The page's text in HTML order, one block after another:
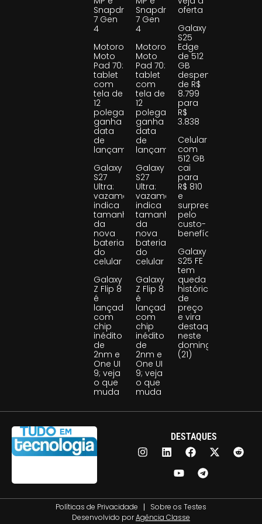
Snapdragon
7 Gen
4
Motorola
Moto
Pad 70:
tablet
com
tela de
12
polegadas
ganha
data
de
lançamento
Galaxy
S27
Ultra:
vazamento
indica
tamanho
da
nova
bateria
do
celular
Galaxy
Z Flip 8
é
lançado
com
chip
inédito
de
2nm e
One UI
9; veja
o que
muda
Snapdragon
7 Gen
4
Motorola
Moto
Pad 70:
tablet
com
tela de
12
polegadas
ganha
data
de
lançamento
Galaxy
S27
Ultra:
vazamento
indica
tamanho
da
nova
bateria
do
celular
Galaxy
Z Flip 8
é
lançado
com
chip
inédito
de
2nm e
One UI
9; veja
o que
muda
oferta
Galaxy
S25
Edge
de 512
GB
despenca
de R$
8.799
para
R$
3.838
Celular
com
512 GB
cai
para
R$ 810
e
surpreende
pelo
custo-
benefício
Galaxy
S25 FE
tem
queda
histórica
de
preço
e vira
destaque
neste
domingo
(21)
DESTAQUES
Políticas de Privacidade
Sobre os Testes
Desenvolvido porAgência Classe